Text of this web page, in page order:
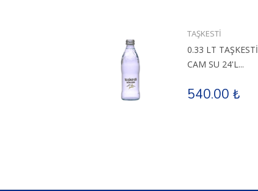
TAŞKESTİ
0.33 LT TAŞKESTİ
CAM SU 24'L...
540.00 ₺